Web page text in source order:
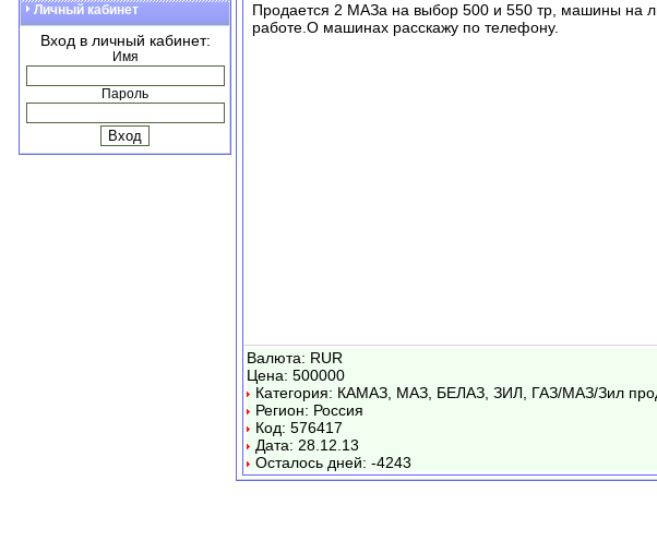
Личный кабинет
Вход в личный кабинет:
Имя
Пароль
Продается 2 МАЗа на выбор 500 и 550 тр, машины на
работе.О машинах расскажу по телефону.
Валюта: RUR
Цена: 500000
Категория: КАМАЗ, МАЗ, БЕЛАЗ, ЗИЛ, ГАЗ/МАЗ/Зил
Регион: Россия
Код: 576417
Дата: 28.12.13
Осталось дней: -4243